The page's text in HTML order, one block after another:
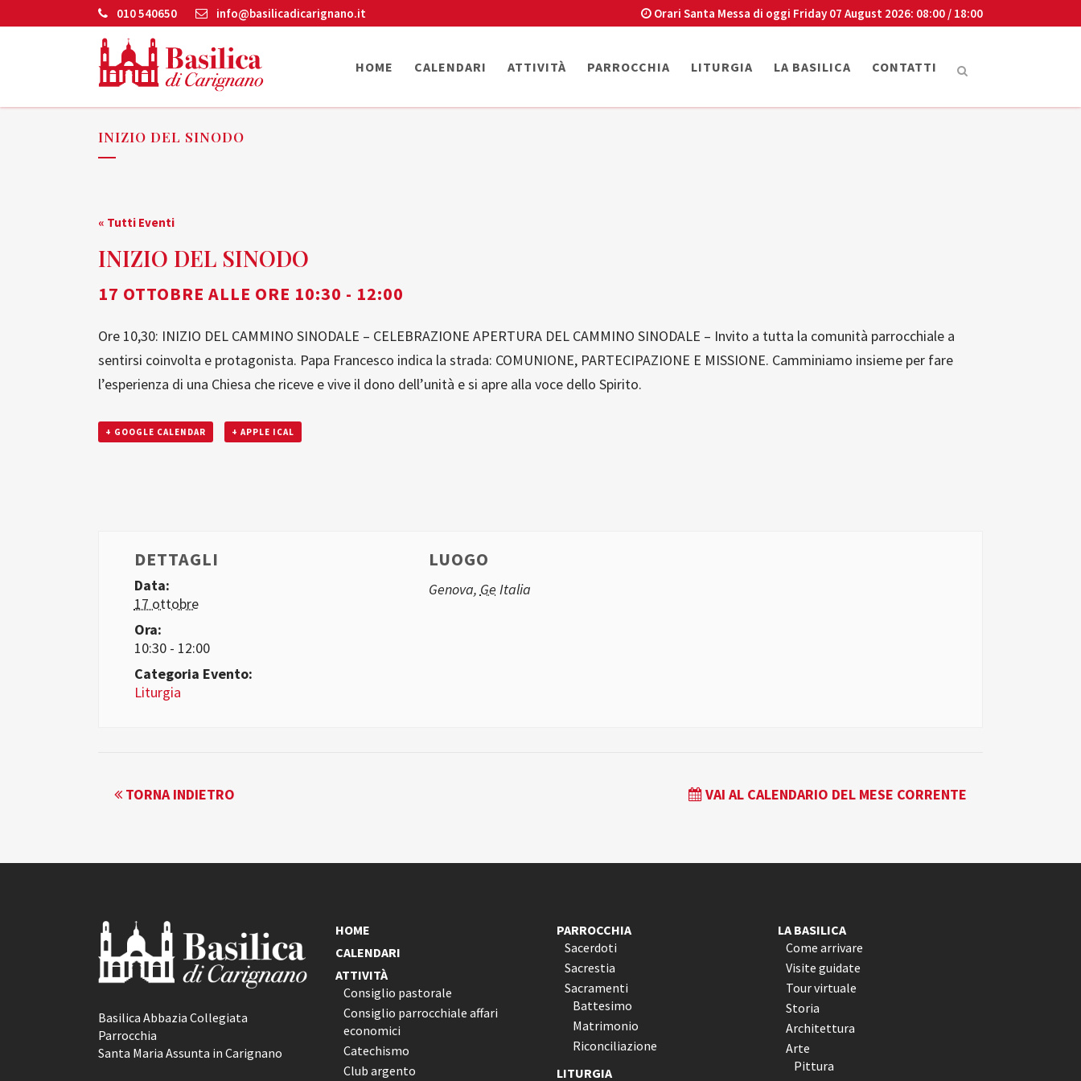
010 540650 info@basilicadicarignano.it Orari Santa Messa di oggi Friday 07 August 2026: 08:00 / 18:00
HOME CALENDARI ATTIVITÀ PARROCCHIA LITURGIA LA BASILICA CONTATTI
INIZIO DEL SINODO
« Tutti Eventi
INIZIO DEL SINODO
17 OTTOBRE ALLE ORE 10:30 - 12:00
Ore 10,30: INIZIO DEL CAMMINO SINODALE – CELEBRAZIONE APERTURA DEL CAMMINO SINODALE – Invito a tutta la comunità parrocchiale a
sentirsi coinvolta e protagonista. Papa Francesco indica la strada: COMUNIONE, PARTECIPAZIONE E MISSIONE. Camminiamo insieme per fare
l’esperienza di una Chiesa che riceve e vive il dono dell’unità e si apre alla voce dello Spirito.
+ GOOGLE CALENDAR + APPLE ICAL
DETTAGLI
Data:
17 ottobre
Ora:
10:30 - 12:00
Categoria Evento:
Liturgia
LUOGO
Genova, Ge Italia
EVENTO
TORNA INDIETRO VAI AL CALENDARIO DEL MESE CORRENTE
Basilica Abbazia Collegiata
Parrocchia
Santa Maria Assunta in Carignano
HOME
CALENDARI
ATTIVITÀ
Consiglio pastorale
Consiglio parrocchiale affari
economici
Catechismo
Club argento
PARROCCHIA
Sacerdoti
Sacrestia
Sacramenti
Battesimo
Matrimonio
Riconciliazione
LITURGIA
LA BASILICA
Come arrivare
Visite guidate
Tour virtuale
Storia
Architettura
Arte
Pittura